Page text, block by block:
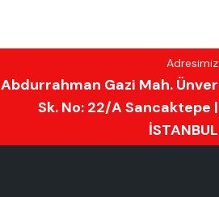
Adresimiz
Abdurrahman Gazi Mah. Ünver
Sk. No: 22/A Sancaktepe |
İSTANBUL